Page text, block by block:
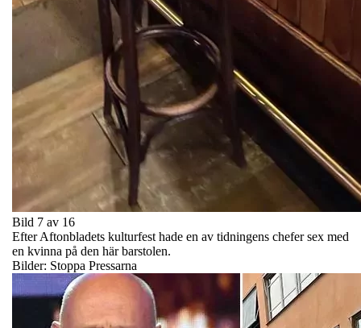
Bild 7 av 16
Efter Aftonbladets kulturfest hade en av tidningens chefer sex med
en kvinna på den här barstolen.
Bilder: Stoppa Pressarna